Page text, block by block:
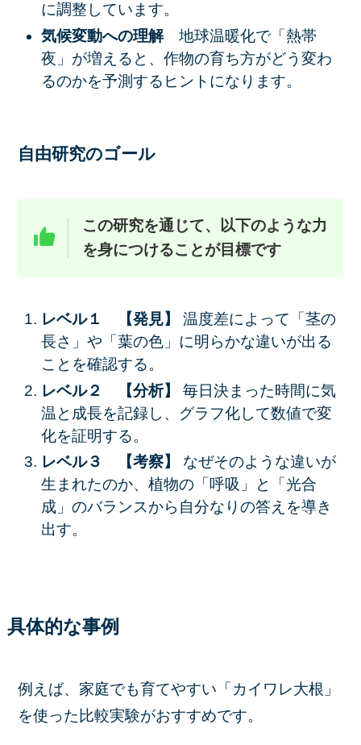
に調整しています。
気候変動への理解 地球温暖化で「熱帯
夜」が増えると、作物の育ち方がどう変わ
るのかを予測するヒントになります。
自由研究のゴール
この研究を通じて、以下のような力
を身につけることが目標です
レベル１ 【発見】
温度差によって「茎の
長さ」や「葉の色」に明らかな違いが出る
ことを確認する。
レベル２ 【分析】
毎日決まった時間に気
温と成長を記録し、グラフ化して数値で変
化を証明する。
レベル３ 【考察】
なぜそのような違いが
生まれたのか、植物の「呼吸」と「光合
成」のバランスから自分なりの答えを導き
出す。
具体的な事例
例えば、家庭でも育てやすい「カイワレ大根」
を使った比較実験がおすすめです。